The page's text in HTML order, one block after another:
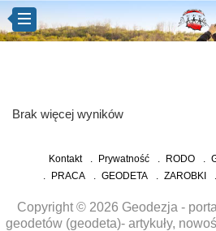
Brak więcej wyników
Kontakt Prywatność RODO
PRACA
GEODETA ZAROBKI
Copyright © 2026 Geodezja -
geodetów (geodeta)- artykuły,